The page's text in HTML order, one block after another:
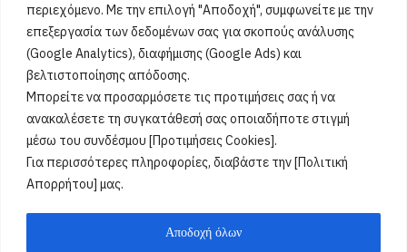
περιεχόμενο. Με την επιλογή "Αποδοχή", συμφωνείτε με την
επεξεργασία των δεδομένων σας για σκοπούς ανάλυσης
(Google Analytics), διαφήμισης (Google Ads) και
βελτιστοποίησης απόδοσης.
Μπορείτε να προσαρμόσετε τις προτιμήσεις σας ή να
ανακαλέσετε τη συγκατάθεσή σας οποιαδήποτε στιγμή
μέσω του συνδέσμου [Προτιμήσεις Cookies].
Για περισσότερες πληροφορίες, διαβάστε την [Πολιτική
Απορρήτου] μας.
Αποδοχή όλων
Όροι Χρήσης
Πολιτική Ορθής Χρήσης
Email : info@acharnestimes.gr